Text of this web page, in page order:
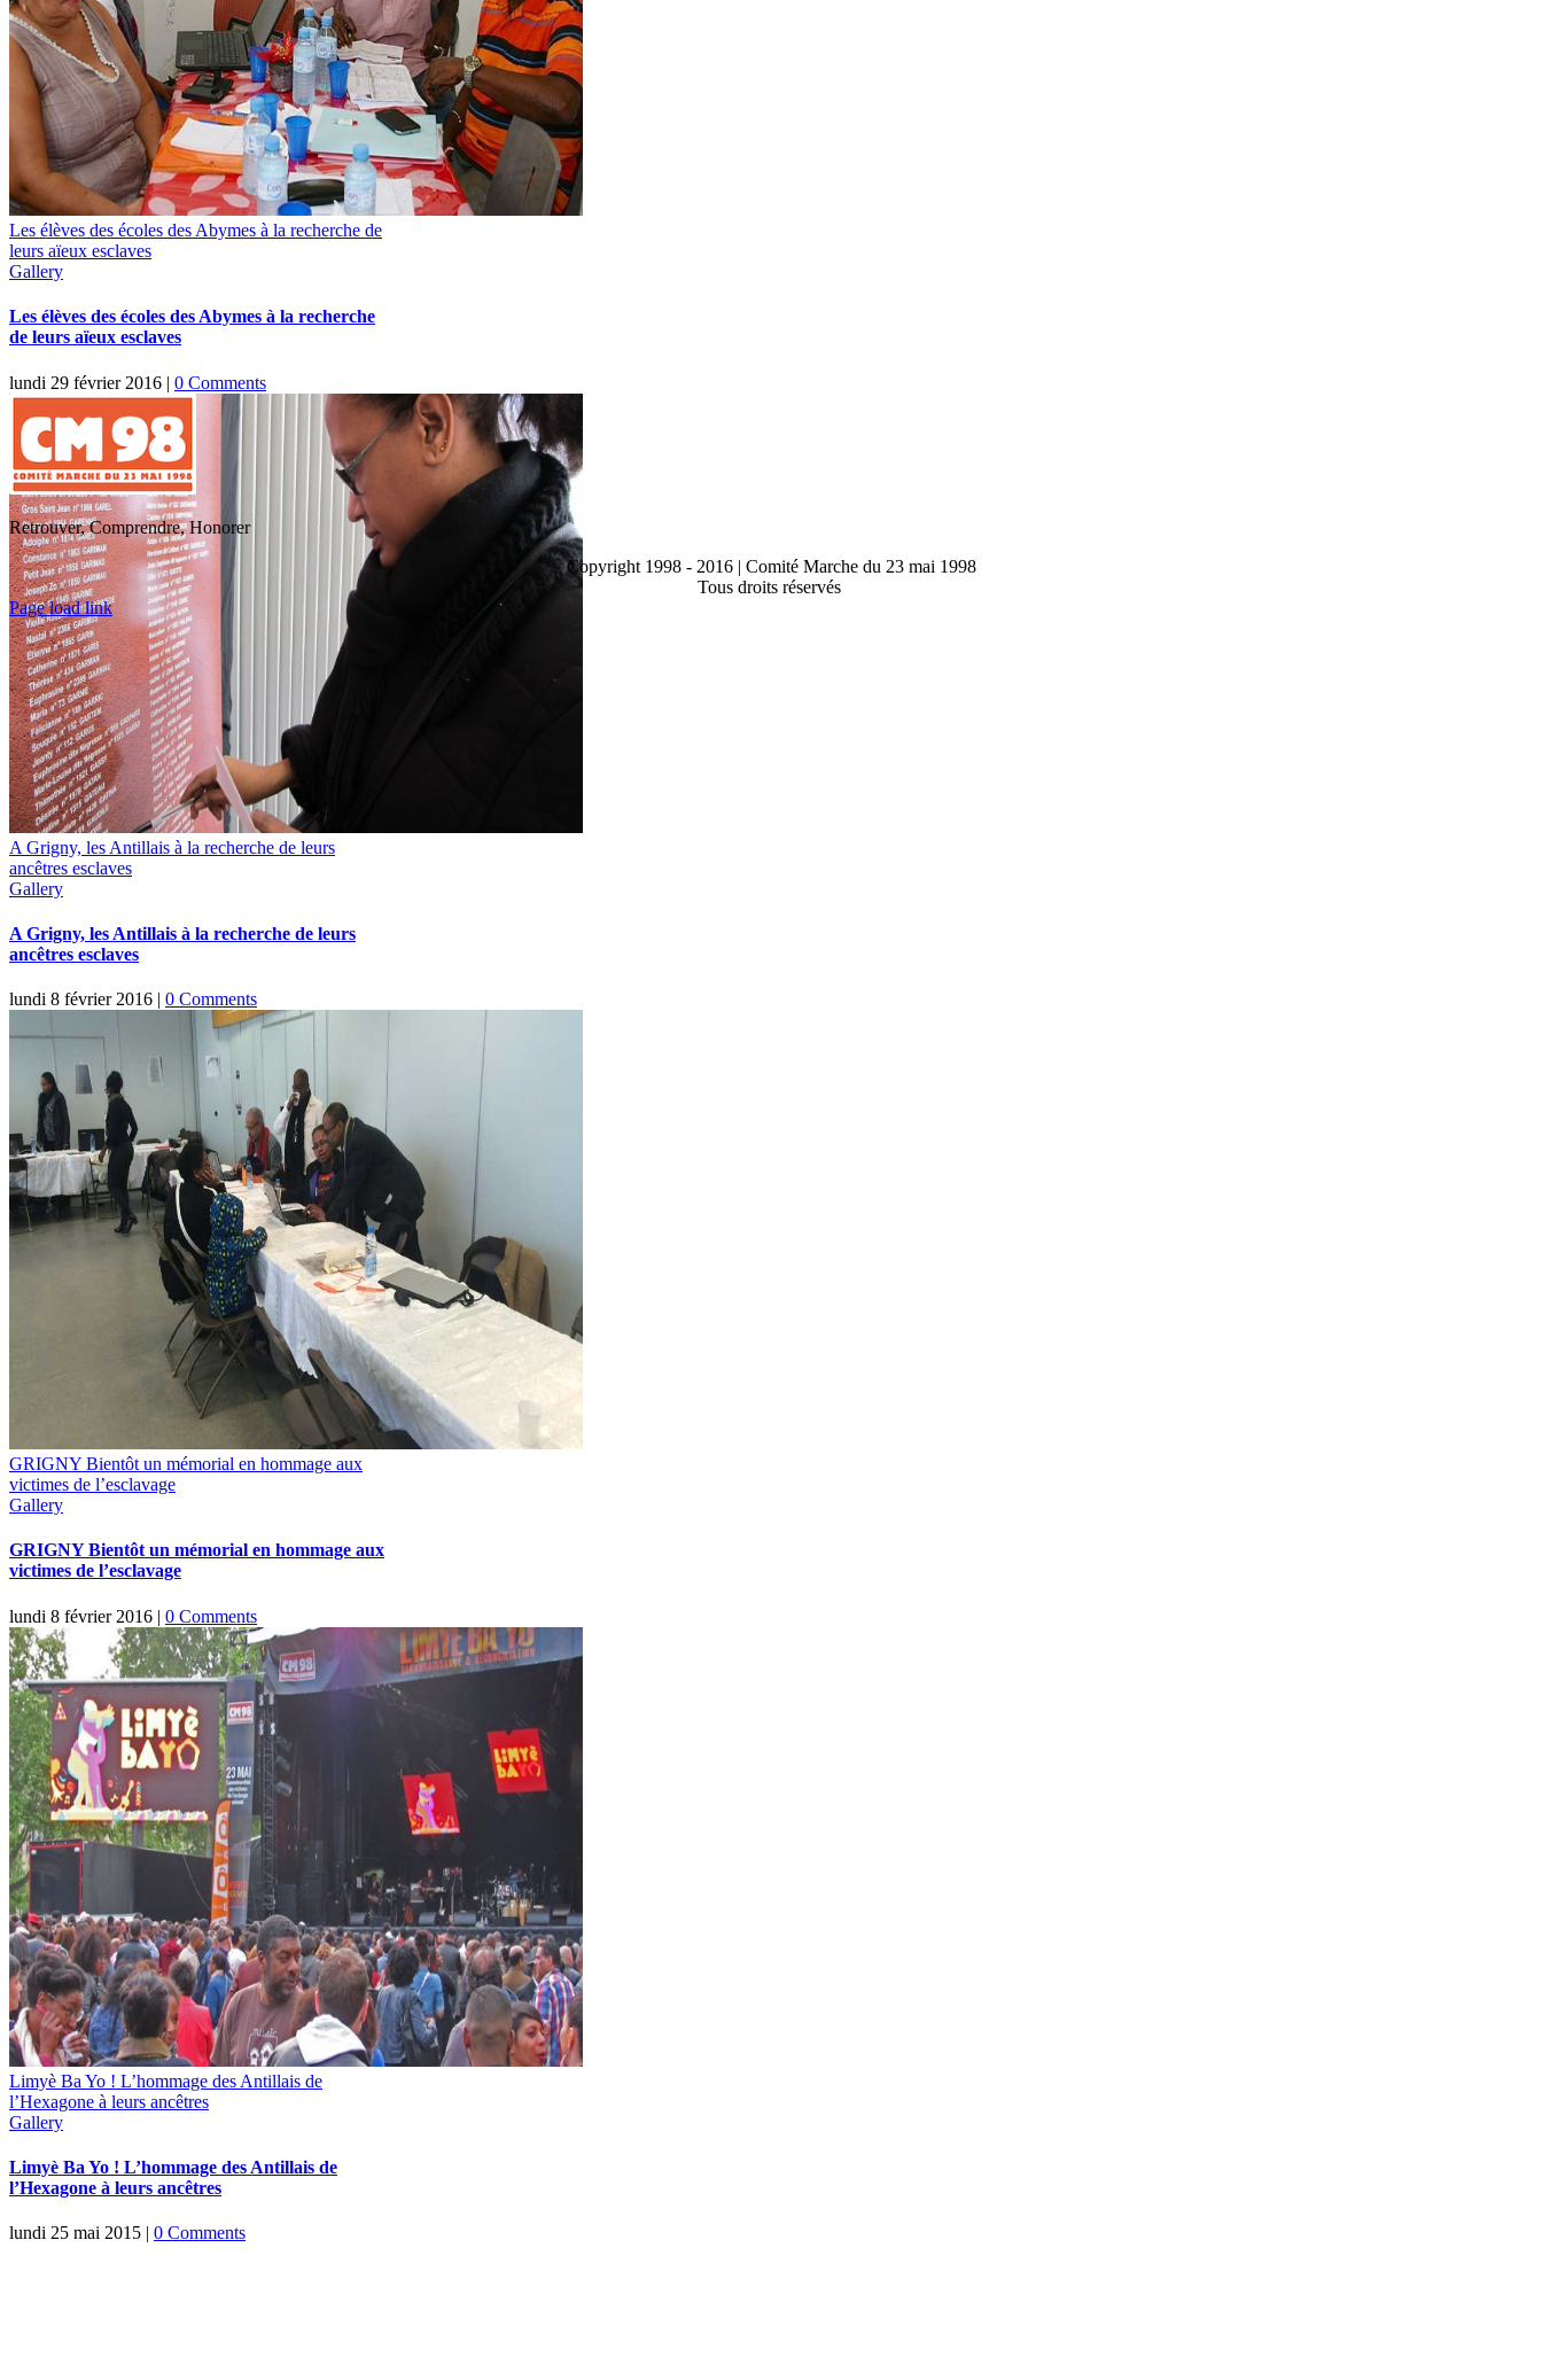
Les élèves des écoles des Abymes à la recherche de
leurs aïeux esclaves
Gallery
Les élèves des écoles des Abymes à la recherche
de leurs aïeux esclaves
lundi 29 février 2016 | 0 Comments
A Grigny, les Antillais à la recherche de leurs
ancêtres esclaves
Gallery
A Grigny, les Antillais à la recherche de leurs
ancêtres esclaves
lundi 8 février 2016 | 0 Comments
GRIGNY Bientôt un mémorial en hommage aux
victimes de l’esclavage
Gallery
GRIGNY Bientôt un mémorial en hommage aux
victimes de l’esclavage
lundi 8 février 2016 | 0 Comments
Limyè Ba Yo ! L’hommage des Antillais de
l’Hexagone à leurs ancêtres
Gallery
Limyè Ba Yo ! L’hommage des Antillais de
l’Hexagone à leurs ancêtres
lundi 25 mai 2015 | 0 Comments
Retrouver, Comprendre, Honorer
Copyright 1998 - 2016 | Comité Marche du 23 mai 1998
Tous droits réservés
Toggle
Sliding
Bar
Area
Page load link
Go
to
Top